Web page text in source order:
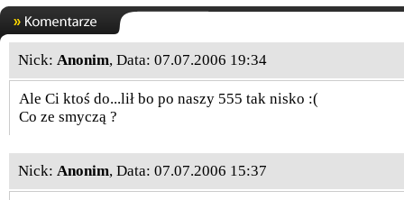
Nick: Anonim, Data: 07.07.2006 19:34
Ale Ci ktoś do...lił bo po naszy 555 tak nisko :(
Co ze smyczą ?
Nick: Anonim, Data: 07.07.2006 15:37